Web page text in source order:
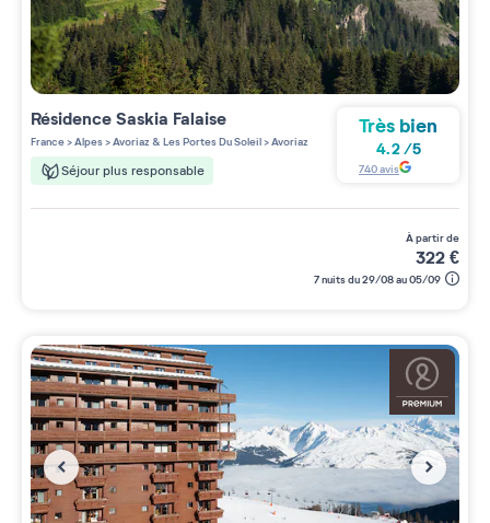
RésidenceSaskia Falaise
France>Alpes>Avoriaz & Les Portes Du Soleil>Avoriaz
Séjour plus responsable
Très bien
4.2/5
740avis
à partir de
322€
7 nuits du 29/08 au 05/09